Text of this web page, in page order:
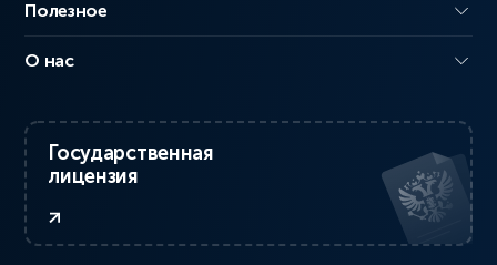
Полезное
О нас
Государственная
лицензия